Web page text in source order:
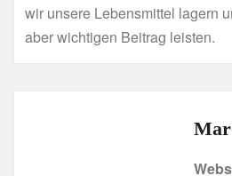
wir unsere Lebensmittel lagern
aber wichtigen Beitrag leisten.